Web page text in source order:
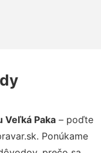
Veľká Paka– poďte
Ponúkame